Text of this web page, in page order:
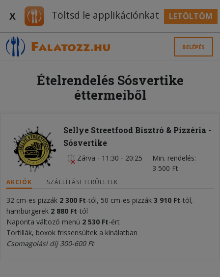
X Töltsd le applikációnkat LETÖLTÖM
BELÉPÉS
Ételrendelés Sósvertike
éttermeiből
Sellye Streetfood Bisztró & Pizzéria -
Sósvertike
Zárva - 11:30 - 20:25
Min. rendelés
3 500 Ft
AKCIÓK SZÁLLÍTÁSI TERÜLETEK
32 cm-es pizzák 2 300 Ft-tól, 50 cm-es pizzák 3 910 Ft-tól,
hamburgerek 2 880 Ft-tól
Naponta változó menü 2 530 Ft-ért
Tortillák, boxok frissensültek a kínálatban
Csomagolási díj 300-600 Ft